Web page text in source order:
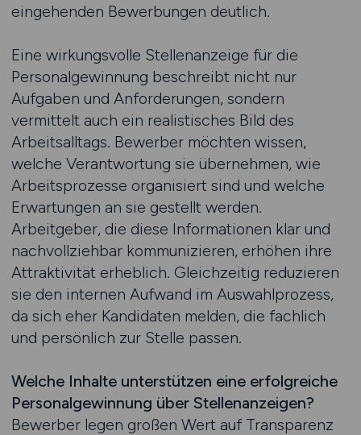
eingehenden Bewerbungen deutlich.
Eine wirkungsvolle Stellenanzeige für die
Personalgewinnung beschreibt nicht nur
Aufgaben und Anforderungen, sondern
vermittelt auch ein realistisches Bild des
Arbeitsalltags. Bewerber möchten wissen,
welche Verantwortung sie übernehmen, wie
Arbeitsprozesse organisiert sind und welche
Erwartungen an sie gestellt werden.
Arbeitgeber, die diese Informationen klar und
nachvollziehbar kommunizieren, erhöhen ihre
Attraktivität erheblich. Gleichzeitig reduzieren
sie den internen Aufwand im Auswahlprozess,
da sich eher Kandidaten melden, die fachlich
und persönlich zur Stelle passen.
Welche Inhalte unterstützen eine erfolgreiche
Personalgewinnung über Stellenanzeigen?
Bewerber legen großen Wert auf Transparenz